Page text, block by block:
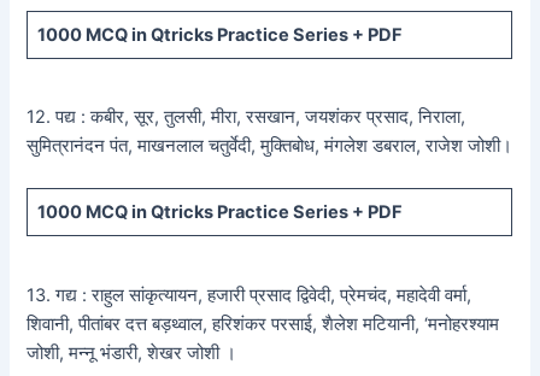
1000 MCQin Qtricks Practice Series + PDF
12. पद्य : कबीर, सूर, तुलसी, मीरा, रसखान, जयशंकर प्रसाद, निराला,
सुमित्रानंदन पंत, माखनलाल चतुर्वेदी, मुक्तिबोध, मंगलेश डबराल, राजेश जोशी।
1000 MCQin Qtricks Practice Series + PDF
13. गद्य : राहुल सांकृत्यायन, हजारी प्रसाद द्विवेदी, प्रेमचंद, महादेवी वर्मा,
शिवानी, पीतांबर दत्त बड़थ्वाल, हरिशंकर परसाई, शैलेश मटियानी, ‘मनोहरश्याम
जोशी, मन्नू भंडारी, शेखर जोशी ।